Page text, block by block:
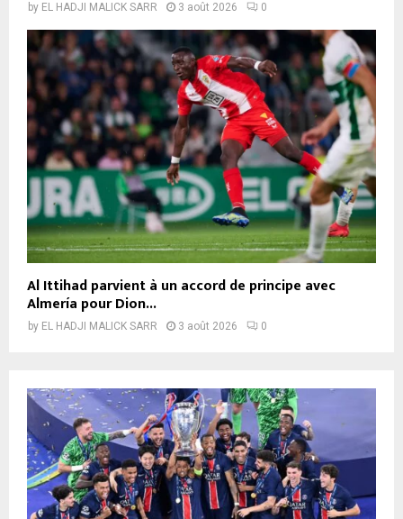
by EL HADJI MALICK SARR 3 août 2026 0
Al Ittihad parvient à un accord de principe avec
Almería pour Dion...
by EL HADJI MALICK SARR 3 août 2026 0